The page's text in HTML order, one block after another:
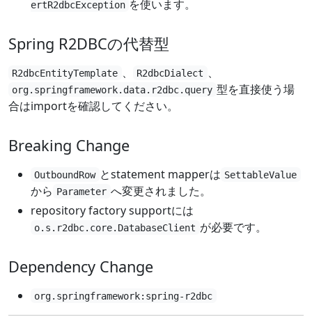
ertR2dbcException を使います。
Spring R2DBCの代替型
R2dbcEntityTemplate 、 R2dbcDialect 、
org.springframework.data.r2dbc.query 型を直接使う場
合はimportを確認してください。
Breaking Change
OutboundRow とstatement mapperは SettableValue
から Parameter へ変更されました。
repository factory supportには
o.s.r2dbc.core.DatabaseClient が必要です。
Dependency Change
org.springframework:spring-r2dbc